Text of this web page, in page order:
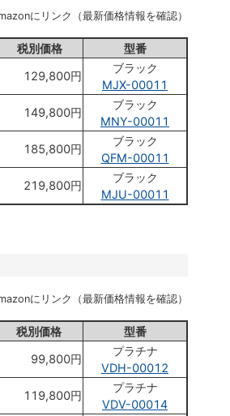
にリンク（最新価格情報を確認）
税別価格 型番
129,800円
ブラック
MJX-00011
149,800円
ブラック
MNY-00011
185,800円
ブラック
QFM-00011
219,800円
ブラック
MJU-00011
にリンク（最新価格情報を確認）
税別価格
型番
99,800円
プラチナ
VDH-00012
119,800円
プラチナ
VDV-00014